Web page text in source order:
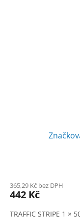
365,29 Kč bez DPH
442 Kč
TRAFFIC STRIPE 1 ×